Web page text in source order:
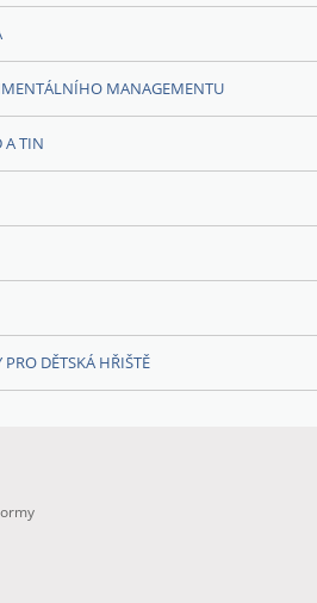
MANAGEMENTU
A TIN
DĚTSKÁ HŘIŠTĚ